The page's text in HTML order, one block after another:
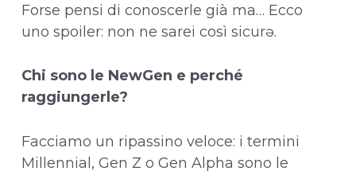
Forse pensi di conoscerle già ma… Ecco
uno spoiler: non ne sarei così sicurə.
Chi sono le NewGen e perché
raggiungerle?
Facciamo un ripassino veloce: i termini
Millennial, Gen Z o Gen Alpha sono le